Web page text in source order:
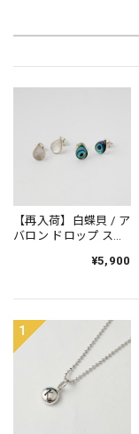
【再入荷】白蝶貝 / ア
バロン ドロップ スタ
アス プチピアス¥5,900
1